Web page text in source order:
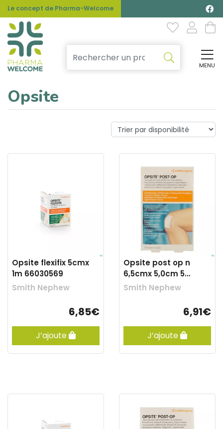
Le concept de Pharma-Welcome
MENU
Opsite
Opsite flexifix 5cmx
1m 66030569
Smith Nephew
6,85€
J’ajoute
Opsite post op n
6,5cmx 5,0cm 5
66030313
Smith Nephew
6,91€
J’ajoute